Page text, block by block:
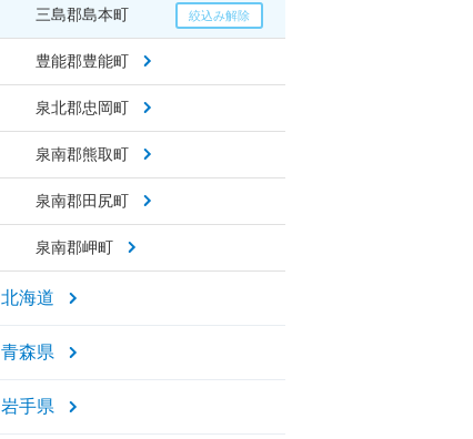
三島郡島本町
豊能郡豊能町
泉北郡忠岡町
泉南郡熊取町
泉南郡田尻町
泉南郡岬町
北海道
青森県
岩手県